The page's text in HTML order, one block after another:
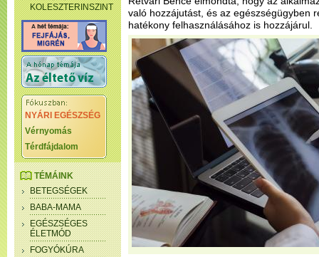
KOLESZTERINSZINT
NYÁRI EGÉSZSÉG
Vérnyomás
Térdfájdalom
TÉMÁINK
BETEGSÉGEK
BABA-MAMA
EGÉSZSÉGES
ÉLETMÓD
FOGYÓKÚRA
való hozzájutást, és az egészségügyben
hatékony felhasználásához is hozzájárul.